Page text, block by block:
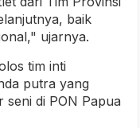
baik
ujarnya.
tim inti
putra yang
di PON Papua